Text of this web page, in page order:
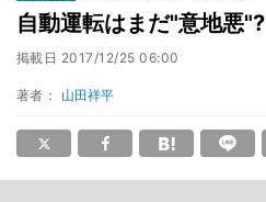
自動運転はまだ"意地悪"?
掲載日 2017/12/25 06:00
著者： 山田祥平